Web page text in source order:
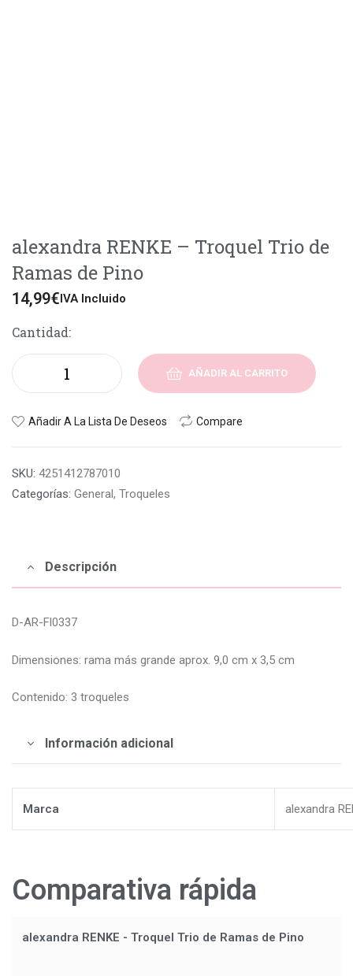
alexandra RENKE – Troquel Trio de
Ramas de Pino
14,99€IVA Incluido
Cantidad:
AÑADIR AL CARRITO
Añadir A La Lista De Deseos Compare
SKU: 4251412787010
Categorías: General, Troqueles
Descripción
D-AR-Fl0337
Dimensiones: rama más grande aprox. 9,0 cm x 3,5 cm
Contenido: 3 troqueles
Información adicional
Marca alexandra
Comparativa rápida
alexandra RENKE - Troquel Trio de Ramas de Pino